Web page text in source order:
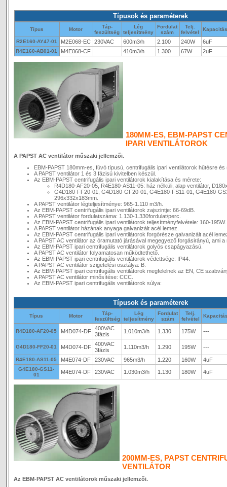
Típusok és paraméterek
Típus Motor
Táp-
feszültség
Lég
teljesítmény
Fordulat
szám
Telj.
felvétel
R2E160-AY47-01 M2E068-EC 230VAC 600m3/h 2.100 240W 6uF
R4E160-AB01-01 M4E068-CF 410m3/h 1.300 67W 2uF
180MM-ES, EBM-PAPST
IPARI VENTILÁTOROK
A PAPST AC ventilátor műszaki jellemzői.
EBM-PAPST 180mm-es, fúvó típusú, centrifugális ipari ventilátorok hűtésre
A PAPST ventilátor 1 és 3 fázisú kivitelben készül.
Az EBM-PAPST centrifugális ipari ventilátorok kialakítása és mérete:
R4D180-AF20-05, R4E180-AS11-05: ház nélküli, alap ventilátor,
G4D180-FF20-01, G4D180-GF20-01, G4E180-FS11-01, G4E180-
296x332x183mm.
A PAPST ventilátor légteljesítménye: 965-1.110 m3/h.
Az EBM-PAPST centrifugális ipari ventilátorok zajszintje: 66-69dB.
A PAPST ventilátor fordulatszáma: 1.130-1.330fordulat/perc.
Az EBM-PAPST centrifugális ipari ventilátorok teljesítményfelvétele: 160-195W.
A PAPST ventilátor házának anyaga galvanizált acél lemez.
Az EBM-PAPST centrifugális ipari ventilátorok forgórésze galvanizált acél
A PAPST AC ventilátor az óramutató járásával megegyező forgásirányú, ami
Az EBM-PAPST ipari centrifugális ventilátorok golyós csapágyazású.
A PAPST AC ventilátor folyamatosan működtethető.
Az EBM-PAPST ipari centrifugális ventilátorok védettsége: IP44.
A PAPST AC ventilátor szigetelési osztálya: B.
Az EBM-PAPST ipari centrifugális ventilátorok megfelelnek az EN, CE
A PAPST AC ventilátor minősítése: CCC.
Az EBM-PAPST ipari centrifugális ventilátorok súlya:
Típusok és paraméterek
Típus Motor
Táp-
feszültség
Lég
teljesítmény
Fordulat
szám
Telj.
felvétel
R4D180-AF20-05 M4D074-DF 400VAC
3fázis
1.010m3/h 1.330 175W ---
G4D180-FF20-01 M4D074-DF 400VAC
3fázis
1.110m3/h 1.290 195W ---
R4E180-AS11-05 M4E074-DF 230VAC 965m3/h 1.220 160W 4uF
G4E180-GS11-
01
M4E074-DF 230VAC 1.030m3/h 1.130 180W 4uF
200MM-ES, PAPST
VENTILÁTOR
Az EBM-PAPST AC ventilátorok műszaki jellemzői.